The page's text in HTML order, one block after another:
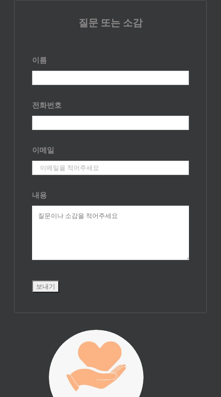
질문 또는 소감
이름
전화번호
이메일
내용
진리횃불 사역은
여러분의 후원으
로 이루어집니다.